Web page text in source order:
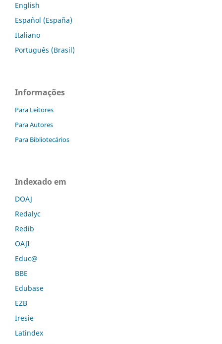
English
Español (España)
Italiano
Português (Brasil)
Informações
Para Leitores
Para Autores
Para Bibliotecários
Indexado em
DOAJ
Redalyc
Redib
OAJI
Educ@
BBE
Edubase
EZB
Iresie
Latindex